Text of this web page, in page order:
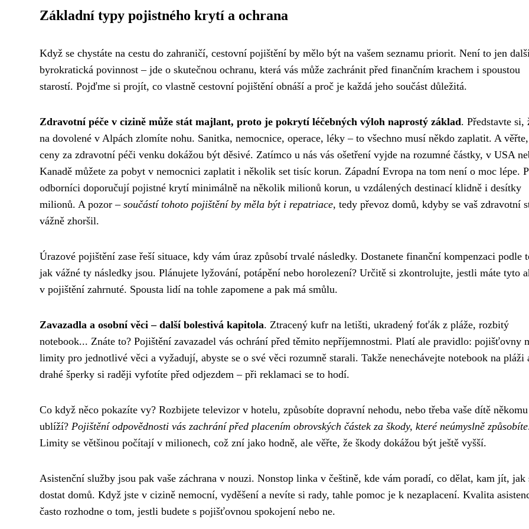
Základní typy pojistného krytí a ochrana
Když se chystáte na cestu do zahraničí, cestovní pojištění by mělo být na vašem seznamu priorit. Není to jen
byrokratická povinnost – jde o skutečnou ochranu, která vás může zachránit před finančním krachem i spoustou
starostí. Pojďme si projít, co vlastně cestovní pojištění obnáší a proč je každá jeho součást důležitá.
Zdravotní péče v cizině může stát majlant, proto je pokrytí léčebných výloh naprostý základ. Představte si,
na dovolené v Alpách zlomíte nohu. Sanitka, nemocnice, operace, léky – to všechno musí někdo zaplatit. A
ceny za zdravotní péči venku dokážou být děsivé. Zatímco u nás vás ošetření vyjde na rozumné částky, v USA
Kanadě můžete za pobyt v nemocnici zaplatit i několik set tisíc korun. Západní Evropa na tom není o moc lépe.
odborníci doporučují pojistné krytí minimálně na několik milionů korun, u vzdálených destinací klidně i desítky
milionů. A pozor – součástí tohoto pojištění by měla být i repatriace, tedy převoz domů, kdyby se vaš zdravotní
vážně zhoršil.
Úrazové pojištění zase řeší situace, kdy vám úraz způsobí trvalé následky. Dostanete finanční kompenzaci podle
jak vážné ty následky jsou. Plánujete lyžování, potápění nebo horolezení? Určitě si zkontrolujte, jestli máte tyto
v pojištění zahrnuté. Spousta lidí na tohle zapomene a pak má smůlu.
Zavazadla a osobní věci – další bolestivá kapitola. Ztracený kufr na letišti, ukradený foťák z pláže, rozbitý
notebook... Znáte to? Pojištění zavazadel vás ochrání před těmito nepříjemnostmi. Platí ale pravidlo: pojišťovny
limity pro jednotlivé věci a vyžadují, abyste se o své věci rozumně starali. Takže nenechávejte notebook na pláži
drahé šperky si raději vyfotíte před odjezdem – při reklamaci se to hodí.
Co když něco pokazíte vy? Rozbijete televizor v hotelu, způsobíte dopravní nehodu, nebo třeba vaše dítě někomu
ublíží? Pojištění odpovědnosti vás zachrání před placením obrovských částek za škody, které neúmyslně způsobíte
Limity se většinou počítají v milionech, což zní jako hodně, ale věřte, že škody dokážou být ještě vyšší.
Asistenční služby jsou pak vaše záchrana v nouzi. Nonstop linka v češtině, kde vám poradí, co dělat, kam jít, jak
dostat domů. Když jste v cizině nemocní, vyděšení a nevíte si rady, tahle pomoc je k nezaplacení. Kvalita
často rozhodne o tom, jestli budete s pojišťovnou spokojení nebo ne.